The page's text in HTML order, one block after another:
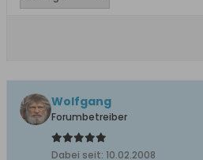
Wolfgang
Forumbetreiber
Dabei seit: 10.02.2008